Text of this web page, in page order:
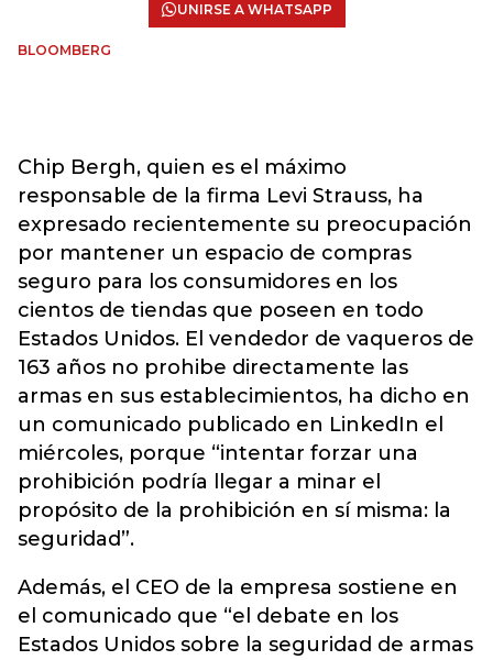
UNIRSE A WHATSAPP
BLOOMBERG
Chip Bergh, quien es el máximo
responsable de la firma Levi Strauss, ha
expresado recientemente su preocupación
por mantener un espacio de compras
seguro para los consumidores en los
cientos de tiendas que poseen en todo
Estados Unidos. El vendedor de vaqueros de
163 años no prohibe directamente las
armas en sus establecimientos, ha dicho en
un comunicado publicado en LinkedIn el
miércoles, porque “intentar forzar una
prohibición podría llegar a minar el
propósito de la prohibición en sí misma: la
seguridad”.
Además, el CEO de la empresa sostiene en
el comunicado que “el debate en los
Estados Unidos sobre la seguridad de armas